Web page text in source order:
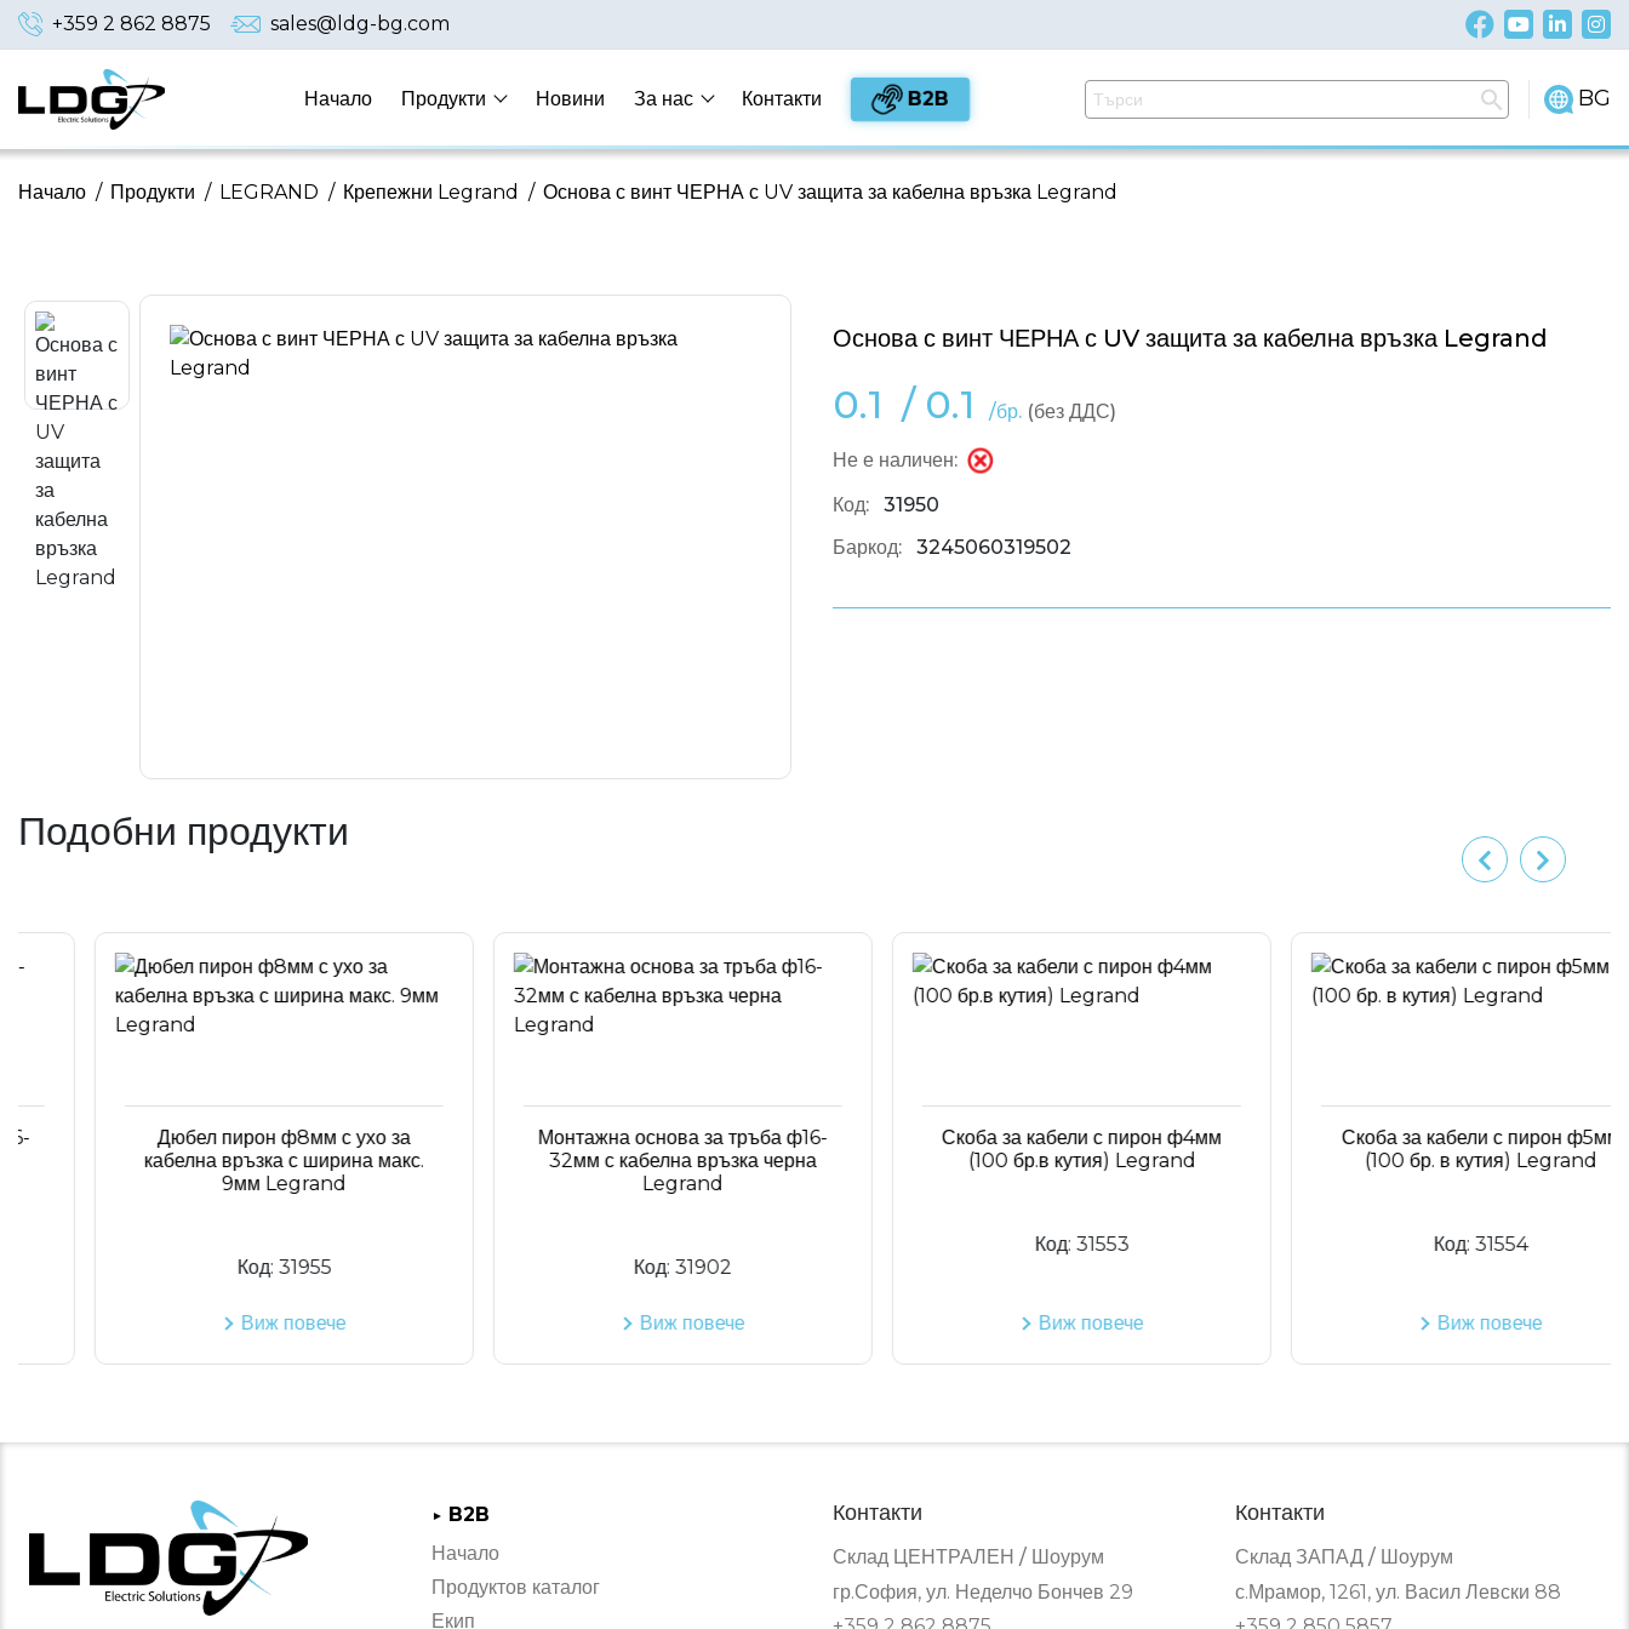
+359 2 862 8875 sales@ldg-bg.com
Начало Продукти Новини За нас Контакти B2B BG
/
Начало /
Продукти /
LEGRAND /
Крепежни Legrand Основа с винт ЧЕРНА с UV защита за кабелна връзка Legrand
Основа с винт ЧЕРНА с UV защита за кабелна връзка Legrand
0.1
/
0.1 /бр. (без ДДС)
Не е наличен:
Код:
31950
Баркод:
3245060319502
Подобни продукти
Дюбел пирон ф8мм с ухо за
кабелна връзка с ширина макс.
9мм Legrand
31955
Виж повече
Монтажна основа за тръба ф16-
32мм с кабелна връзка черна
Legrand
31902
Виж повече
Скоба за кабели с пирон ф4мм
(100 бр.в кутия) Legrand
31553
Виж повече
Скоба за кабели с пирон ф5мм
(100 бр. в кутия) Legrand
31554
Виж повече
► B2B
Начало
Продуктов каталог
Екип
Контакти
Склад ЦЕНТРАЛЕН / Шоурум
гр.София, ул. Неделчо Бончев 29
Контакти
Склад ЗАПАД / Шоурум
с.Мрамор, 1261, ул. Васил Левски 88